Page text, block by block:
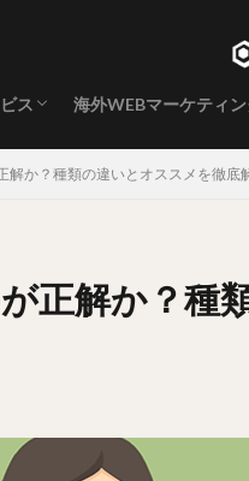
ス 海外WEBマーケティ
海外SEO
海外インフルエンサ
解か？種類の違いとオススメを徹底
正解か？種